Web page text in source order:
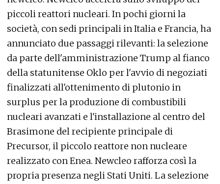
piccoli reattori nucleari. In pochi giorni la
società, con sedi principali in Italia e Francia, ha
annunciato due passaggi rilevanti: la selezione
da parte dell'amministrazione Trump al fianco
della statunitense Oklo per l'avvio di negoziati
finalizzati all'ottenimento di plutonio in
surplus per la produzione di combustibili
nucleari avanzati e l'installazione al centro del
Brasimone del recipiente principale di
Precursor, il piccolo reattore non nucleare
realizzato con Enea. Newcleo rafforza così la
propria presenza negli Stati Uniti. La selezione